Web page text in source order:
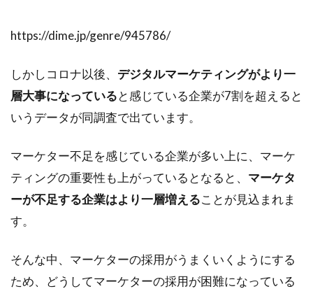
https://dime.jp/genre/945786/
しかしコロナ以後、 デジタルマーケティングがより一
層大事になっていると感じている企業が7割を超えると
いうデータが同調査で出ています。
マーケター不足を感じている企業が多い上に、マーケ
ティングの重要性も上がっているとなると、 マーケタ
ーが不足する企業はより一層増えることが見込まれま
す。
そんな中、マーケターの採用がうまくいくようにする
ため、どうしてマーケターの採用が困難になっている